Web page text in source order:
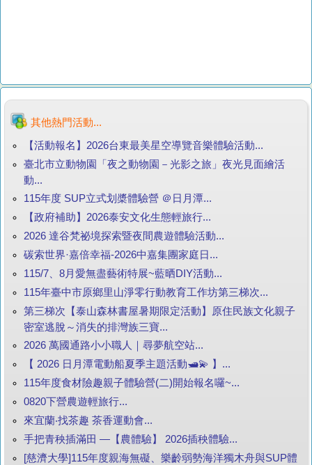
其他熱門活動...
【活動報名】2026台東最美星空導覽音樂體驗活動...
臺北市立動物園「夜之動物園－光影之旅」夜光見面繪活
動...
115年度 SUP立式划槳體驗營 ＠日月潭...
【政府補助】2026泰安文化生態輕旅行...
2026 達谷梵祕境探索暨夜間農遊體驗活動...
碳索世界·嘉倍幸福-2026中嘉集團家庭日...
115/7、8月愛無盡藝術特展~藍晒DIY活動...
115年臺中市原鄉里山淨零行動教育工作坊第三梯次...
第三梯次【泰山森林書屋暑期限定活動】原住民族文化親子
密室逃脫～消失的排灣族三寶...
2026 萬國通路小小職人｜尋夢航空站...
【 2026 日月潭電動船夏季主題活動🛥️💫 】...
115年度食材險趣親子體驗營(二)開始報名囉~...
0820下營農遊輕旅行...
來宜蘭‧找茶趣 茶香運動會...
手把青秧插滿田 —【農體驗】 2026插秧體驗...
[慈濟大學]115年度親海無礙、樂齡弱勢海洋獨木舟與SUP體